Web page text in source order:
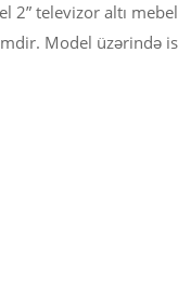
2” televizor altı
Model üzərində